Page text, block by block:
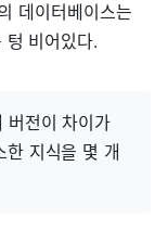
데이터베이스는
텅 비어있다.
버전이 차이가
한 지식을 몇 개